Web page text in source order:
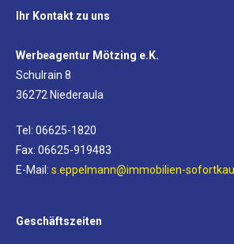
Ihr Kontakt zu uns
Werbeagentur Mötzing e.K.
Schulrain 8
36272 Niederaula
Tel: 06625-1820
Fax: 06625-919483
E-Mail: s.eppelmann@immobilien-
Geschäftszeiten